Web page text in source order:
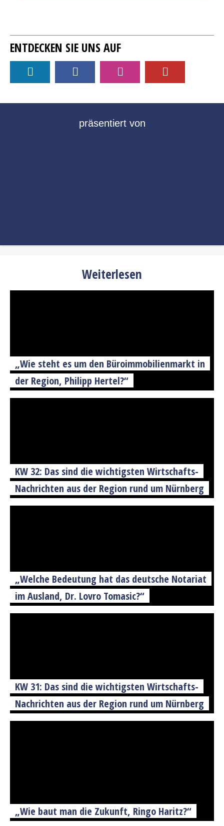
ENTDECKEN SIE UNS AUF
präsentiert von
Weiterlesen
„Wie steht es um den Büroimmobilienmarkt in
der Region, Philipp Hertel?“
KW 32: Das sind die wichtigsten Wirtschafts-
Nachrichten aus der Region rund um Nürnberg
„Welche Bedeutung hat das deutsche Notariat
im Ausland, Dr. Lovro Tomasic?“
KW 31: Das sind die wichtigsten Wirtschafts-
Nachrichten aus der Region rund um Nürnberg
„Wie baut man die Zukunft, Ringo Haritz?“